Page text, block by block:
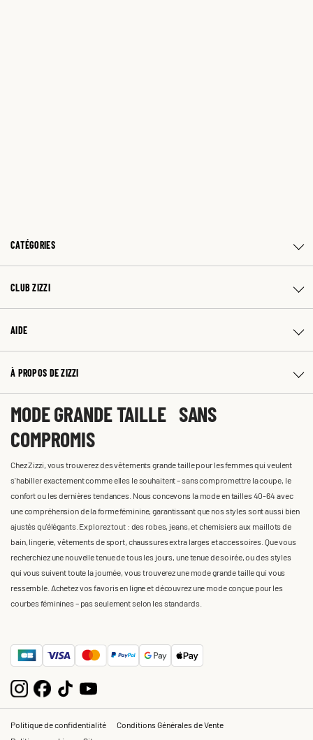
CATÉGORIES
CLUB ZIZZI
AIDE
À PROPOS DE ZIZZI
MODE GRANDE TAILLE SANS
COMPROMIS
Chez Zizzi, vous trouverez des vêtements grande taille pour les femmes qui veulent
s'habiller exactement comme elles le souhaitent – sans compromettre la coupe, le
confort ou les dernières tendances. Nous concevons la mode en tailles 40-64 avec
une compréhension de la forme féminine, garantissant que nos styles sont aussi bien
ajustés qu'élégants. Explorez tout : des robes, jeans, et chemisiers aux maillots de
bain, lingerie, vêtements de sport, chaussures extra larges et accessoires. Que vous
recherchiez une nouvelle tenue de tous les jours, une tenue de soirée, ou des styles
qui vous suivent toute la journée, vous trouverez une mode grande taille qui vous
ressemble. Achetez vos favoris en ligne et découvrez une mode conçue pour les
courbes féminines – pas seulement selon les standards.
Politique de confidentialité
Conditions Générales de Vente